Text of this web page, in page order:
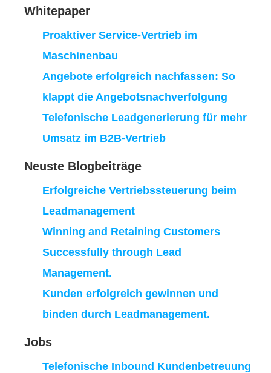
Whitepaper
Proaktiver Service-Vertrieb im
Maschinenbau
Angebote erfolgreich nachfassen: So
klappt die Angebotsnachverfolgung
Telefonische Leadgenerierung für mehr
Umsatz im B2B-Vertrieb
Neuste Blogbeiträge
Erfolgreiche Vertriebssteuerung beim
Leadmanagement
Winning and Retaining Customers
Successfully through Lead
Management.
Kunden erfolgreich gewinnen und
binden durch Leadmanagement.
Jobs
Telefonische Inbound Kundenbetreuung